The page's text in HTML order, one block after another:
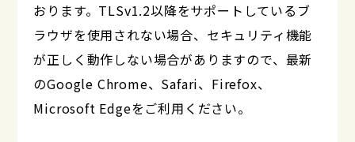
おります。TLSv1.2以降をサポートしているブ
ラウザを使用されない場合、セキュリティ機能
が正しく動作しない場合がありますので、最新
のGoogle Chrome、Safari、Firefox、
Microsoft Edgeをご利用ください。